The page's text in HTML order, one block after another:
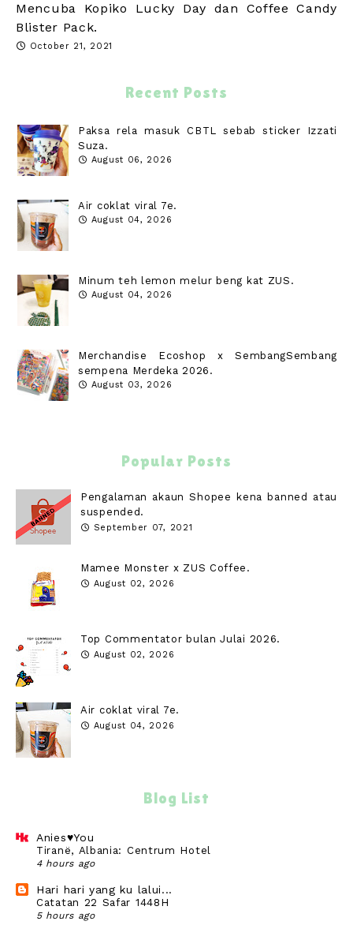
Mencuba Kopiko Lucky Day dan Coffee Candy
Blister Pack.
October 21, 2021
Recent Posts
Paksa rela masuk CBTL sebab sticker Izzati
Suza.
August 06, 2026
Air coklat viral 7e.
August 04, 2026
Minum teh lemon melur beng kat ZUS.
August 04, 2026
Merchandise Ecoshop x SembangSembang
sempena Merdeka 2026.
August 03, 2026
Popular Posts
Pengalaman akaun Shopee kena banned atau
suspended.
September 07, 2021
Mamee Monster x ZUS Coffee.
August 02, 2026
Top Commentator bulan Julai 2026.
August 02, 2026
Air coklat viral 7e.
August 04, 2026
Blog List
Anies♥You
Tiranë, Albania: Centrum Hotel
4 hours ago
Hari hari yang ku lalui...
Catatan 22 Safar 1448H
5 hours ago